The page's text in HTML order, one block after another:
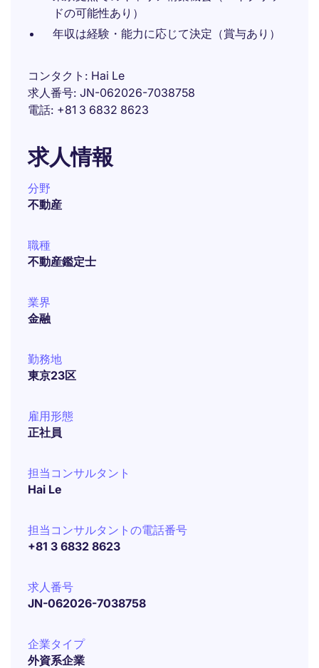
ドの可能性あり）
年収は経験・能力に応じて決定（賞与あり）
コンタクト
Hai Le
求人番号 JN-062026-7038758
電話 +81 3 6832 8623
求人情報
分野
不動産
職種
不動産鑑定士
業界
金融
勤務地
東京23区
雇用形態
正社員
担当コンサルタント
Hai Le
担当コンサルタントの電話番号
+81 3 6832 8623
求人番号
JN-062026-7038758
企業タイプ
外資系企業